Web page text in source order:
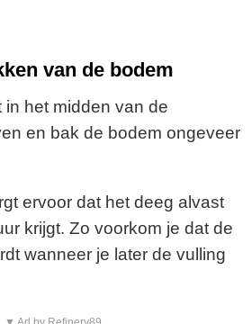
van de bodem
het midden van de
en bak de bodem ongeveer
ervoor dat het deeg alvast
krijgt. Zo voorkom je dat de
wanneer je later de vulling